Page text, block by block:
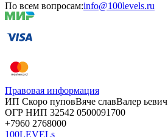
По всем вопросам:info@100levels.ru
Правовая информация
ИП Скоро пуповВяче славВалер ьевич
ОГР НИП 32542 0500091700
+7960 2768000
100LEVELs